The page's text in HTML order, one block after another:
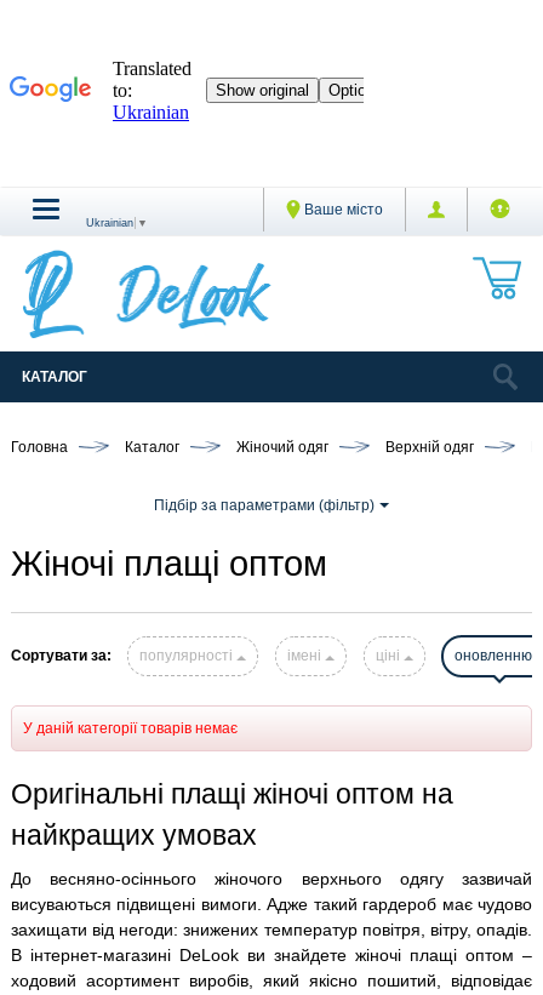
Ваше місто
Ukrainian ▼
КАТАЛОГ
Головна Каталог Жіночий одяг Верхній одяг
Підбір за параметрами (фільтр)
Жіночі плащі оптом
Сортувати за: популярності імені ціні оновленню
У даній категорії товарів немає
Оригінальні плащі жіночі оптом на
найкращих умовах
До весняно-осіннього жіночого верхнього одягу зазвичай
висуваються підвищені вимоги. Адже такий гардероб має чудово
захищати від негоди: знижених температур повітря, вітру, опадів.
В інтернет-магазині DeLook ви знайдете жіночі плащі оптом –
ходовий асортимент виробів, який якісно пошитий, відповідає